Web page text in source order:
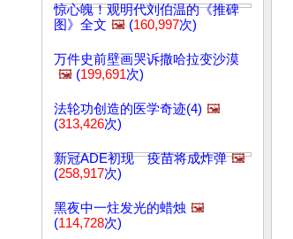
惊心魄！观明代刘伯温的《推碑
图》全文 🖼️ (160,997次)
万件史前壁画哭诉撒哈拉变沙漠
🖼️ (199,691次)
法轮功创造的医学奇迹(4) 🖼️
(313,426次)
新冠ADE初现 疫苗将成炸弹 🖼️
(258,917次)
黑夜中一炷发光的蜡烛 🖼️
(114,728次)